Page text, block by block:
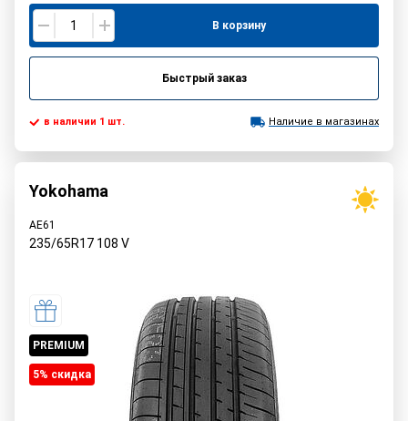
В корзину
Быстрый заказ
в наличии 1 шт. Наличие в магазинах
Yokohama
AE61
235/65R17 108 V
PREMIUM
5% cкидка